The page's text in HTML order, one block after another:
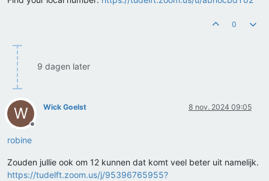
0
9 dagen later
W
Offline
Wick Goelst 8 nov. 2024 09:05
robine
Zouden jullie ook om 12 kunnen dat komt veel beter uit namelijk.
https://tudelft.zoom.us/j/95396765955?